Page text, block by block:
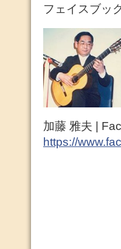
フェイスブッ
加藤 雅夫 |
https://